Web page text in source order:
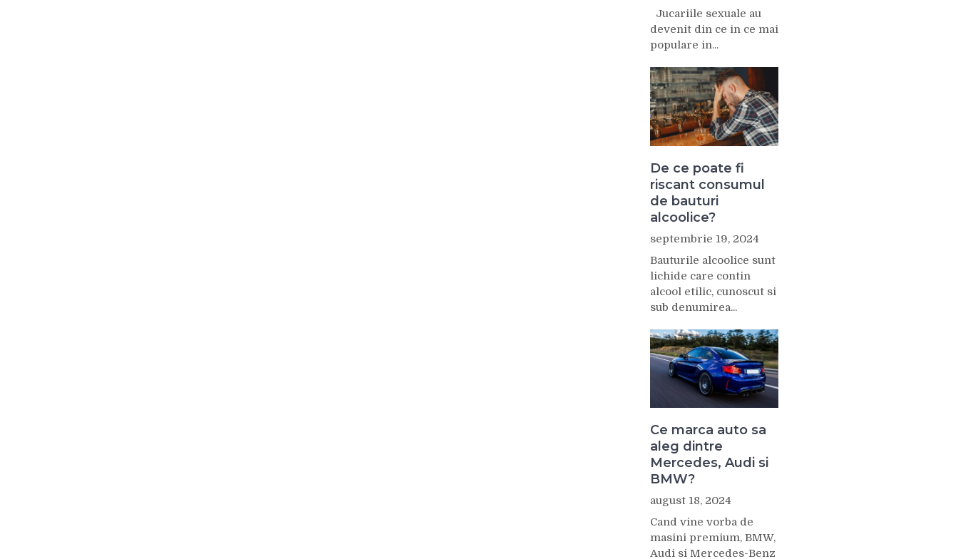
Jucariile sexuale au
devenit din ce in ce mai
populare in...
De ce poate fi
riscant consumul
de bauturi
alcoolice?
septembrie 19, 2024
Bauturile alcoolice sunt
lichide care contin
alcool etilic, cunoscut si
sub denumirea...
Ce marca auto sa
aleg dintre
Mercedes, Audi si
BMW?
august 18, 2024
Cand vine vorba de
masini premium, BMW,
Audi si Mercedes-Benz